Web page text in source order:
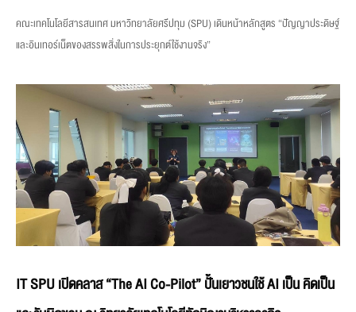
คณะเทคโนโลยีสารสนเทศ มหาวิทยาลัยศรีปทุม (SPU) เดินหน้าหลักสูตร “ปัญญาประดิษฐ์
และอินเทอร์เน็ตของสรรพสิ่งในการประยุกต์ใช้งานจริง”
IT SPU เปิดคลาส “The AI Co-Pilot” ปั้นเยาวชนใช้ AI เป็น คิดเป็น